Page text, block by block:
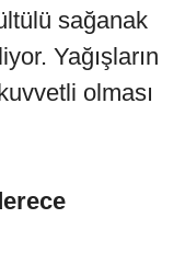
sağanak
Yağışların
olması